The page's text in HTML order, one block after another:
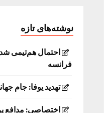
نوشته‌های تازه
احتمال هم‌تیمی
فرانسه
تهدید یوفا: جام
اختصاصی: مدافع